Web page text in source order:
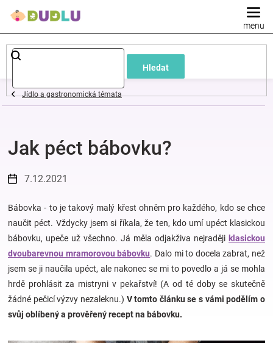
Hledat
Dětské
a
oblečení
Pokojíček
a
kojenecká
výbava
Hračky
Jídlo a gastronomická témata
Jak péct bábovku?
7.12.2021
Bábovka - to je takový malý křest ohněm pro každého, kdo se chce
naučit péct. Vždycky jsem si říkala, že ten, kdo umí upéct klasickou
bábovku, upeče už všechno. Já měla odjakživa nejraději klasickou
dvoubarevnou mramorovou bábovku. Dalo mi to docela zabrat, než
jsem se ji naučila upéct, ale nakonec se mi to povedlo a já se mohla
hrdě prohlásit za mistryni v pekařství! (A od té doby se skutečně
žádné pečicí výzvy nezaleknu.) V tomto článku se s vámi podělím o
svůj oblíbený a prověřený recept na bábovku.